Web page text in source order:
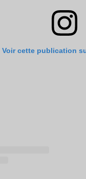
Voir cette publication